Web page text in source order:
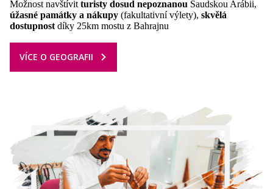
Možnost navštívit turisty dosud nepoznanou Saudskou Arábii,
úžasné památky a nákupy (fakultativní výlety), skvělá
dostupnost díky 25km mostu z Bahrajnu
VÍCE O GEOGRAFII